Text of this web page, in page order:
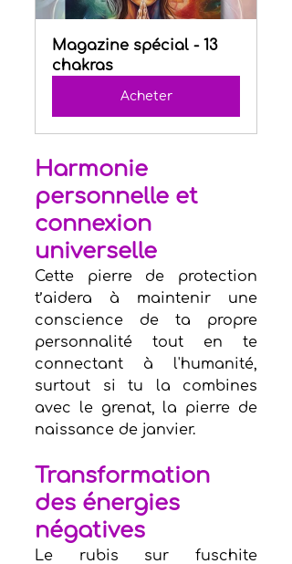
Magazine spécial - 13
chakras
Acheter
Harmonie
personnelle et
connexion
universelle
Cette pierre de protection
t’aidera à maintenir une
conscience de ta propre
personnalité tout en te
connectant à l'humanité,
surtout si tu la combines
avec le grenat, la pierre de
naissance de janvier.
Transformation
des énergies
négatives